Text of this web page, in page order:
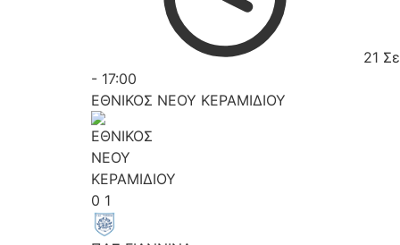
21
- 17:00
ΕΘΝΙΚΟΣ ΝΕΟΥ ΚΕΡΑΜΙΔΙΟΥ
0 1